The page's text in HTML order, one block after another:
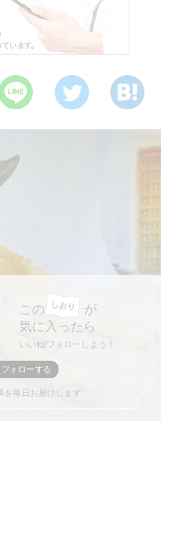
この
が
気に入ったら
いいね/フォローしよう！
を毎日お届けします